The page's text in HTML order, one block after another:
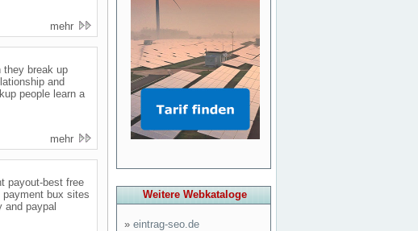
mehr
they break up
and
people learn a
mehr
payout-best free
bux sites
and paypal
Weitere Webkataloge
» eintrag-seo.de